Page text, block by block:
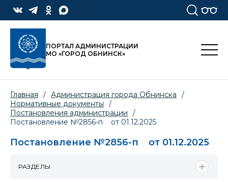
ПОРТАЛ АДМИНИСТРАЦИИ
МО «ГОРОД ОБНИНСК»
Главная / Администрация города Обнинска
/
Нормативные документы
/
Постановления администрации
/
Постановление №2856-п от 01.12.2025
Постановление №2856-п от 01.12.2025
РАЗДЕЛЫ